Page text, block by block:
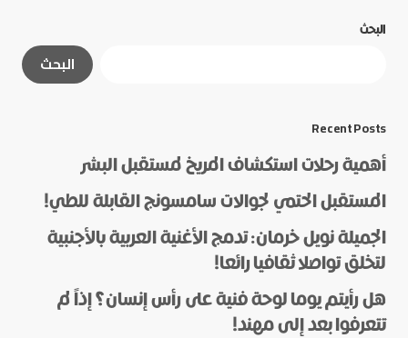
الحقول الإلزامية
Name
*
البحث
البحث
Recent Posts
أهمية رحلات استكشاف المريخ لمستقبل البشر
المستقبل الحتمي لجوالات سامسونج القابلة للطي!
الجميلة نويل خرمان: تدمج الأغنية العربية بالأجنبية
لتخلق تواصلا ثقافيا رائعا!
هل رأيتم يوما لوحة فنية على رأس إنسان؟ إذاً لم
تتعرفوا بعد إلى مهند!